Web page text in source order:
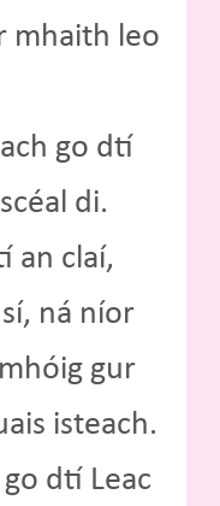
mhaith leo
go dtí
di.
an claí,
ná níor
gur
isteach.
dtí Leac